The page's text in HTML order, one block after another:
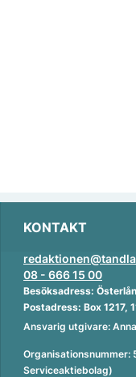
KONTAKT
08 - 666 15 00
Besöksadress:
Postadress: Box 1217,
Ansvarig utgivare:
Organisationsnummer:
Serviceaktiebolag)